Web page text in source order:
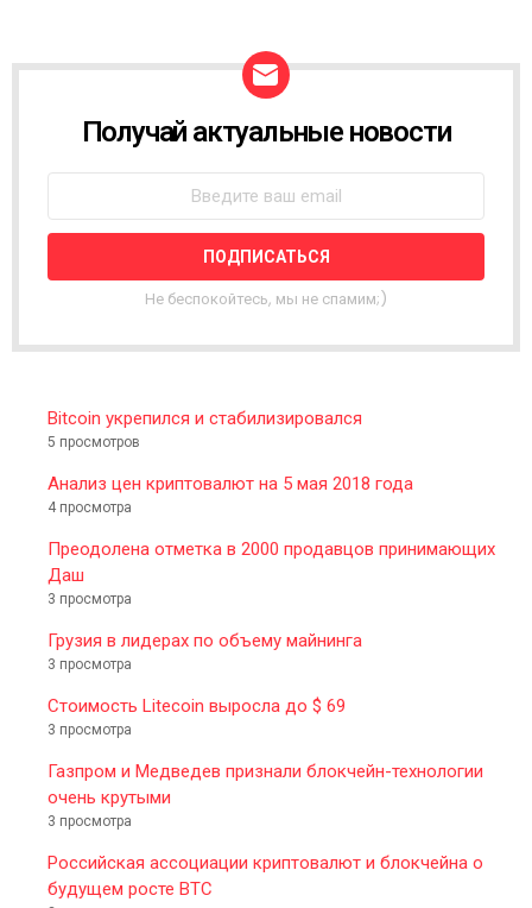
W
L
T
R
Получай актуальные новости
Не беспокойтесь, мы не спамим;)
Bitcoin укрепился и стабилизировался
5 просмотров
Анализ цен криптовалют на 5 мая 2018 года
4 просмотра
Преодолена отметка в 2000 продавцов принимающих
Даш
3 просмотра
Грузия в лидерах по объему майнинга
3 просмотра
Стоимость Litecoin выросла до $ 69
3 просмотра
Газпром и Медведев признали блокчейн-технологии
очень крутыми
3 просмотра
Российская ассоциации криптовалют и блокчейна о
будущем росте BTC